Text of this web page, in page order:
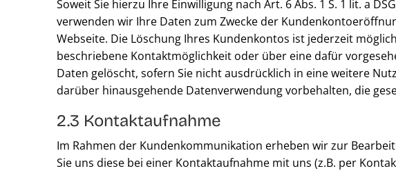
Soweit Sie hierzu Ihre Einwilligung nach Art. 6 Abs. 1 S. 1 lit. a
verwenden wir Ihre Daten zum Zwecke der
Webseite. Die Löschung Ihres Kundenkontos ist jederzeit
beschriebene Kontaktmöglichkeit oder über eine dafür
Daten gelöscht, sofern Sie nicht ausdrücklich in eine weitere
darüber hinausgehende Datenverwendung vorbehalten, die
2.3 Kontaktaufnahme
Im Rahmen der Kundenkommunikation erheben wir zur
Sie uns diese bei einer Kontaktaufnahme mit uns (z.B. per